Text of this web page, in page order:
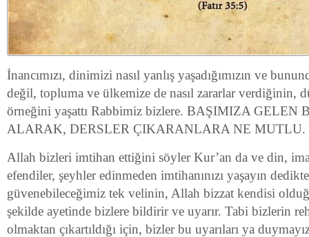
İnancımızı, dinimizi nasıl yanlış yaşadığımızın ve
değil, topluma ve ülkemize de nasıl zararlar verdiğinin,
örneğini yaşattı Rabbimiz bizlere. BAŞIMIZA GELEN
ALARAK, DERSLER ÇIKARANLARA NE MUTLU.
Allah bizleri imtihan ettiğini söyler Kur’an da ve din,
efendiler, şeyhler edinmeden imtihanınızı yaşayın
güvenebileceğimiz tek velinin, Allah bizzat kendisi
şekilde ayetinde bizlere bildirir ve uyarır. Tabi bizlerin
olmaktan çıkartıldığı için, bizler bu uyarıları ya